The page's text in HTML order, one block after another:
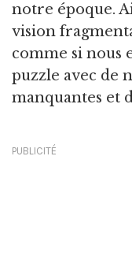
notre époque.
vision
comme si nous
puzzle avec de
manquantes et
PUBLICITÉ